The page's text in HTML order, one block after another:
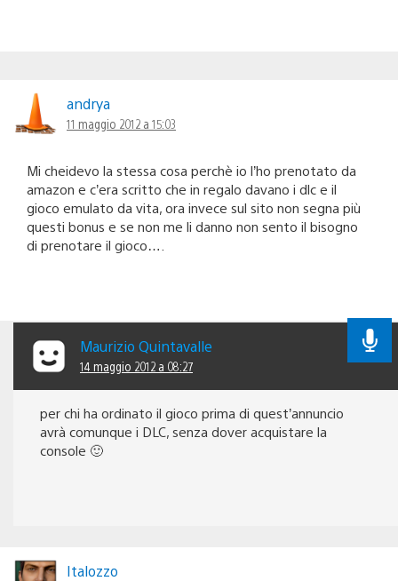
andrya
11 maggio 2012 a 15:03
Mi cheidevo la stessa cosa perchè io l’ho prenotato da
amazon e c’era scritto che in regalo davano i dlc e il
gioco emulato da vita, ora invece sul sito non segna più
questi bonus e se non me li danno non sento il bisogno
di prenotare il gioco….
Maurizio Quintavalle
14 maggio 2012 a 08:27
per chi ha ordinato il gioco prima di quest’annuncio
avrà comunque i DLC, senza dover acquistare la
console 🙂
Italozzo